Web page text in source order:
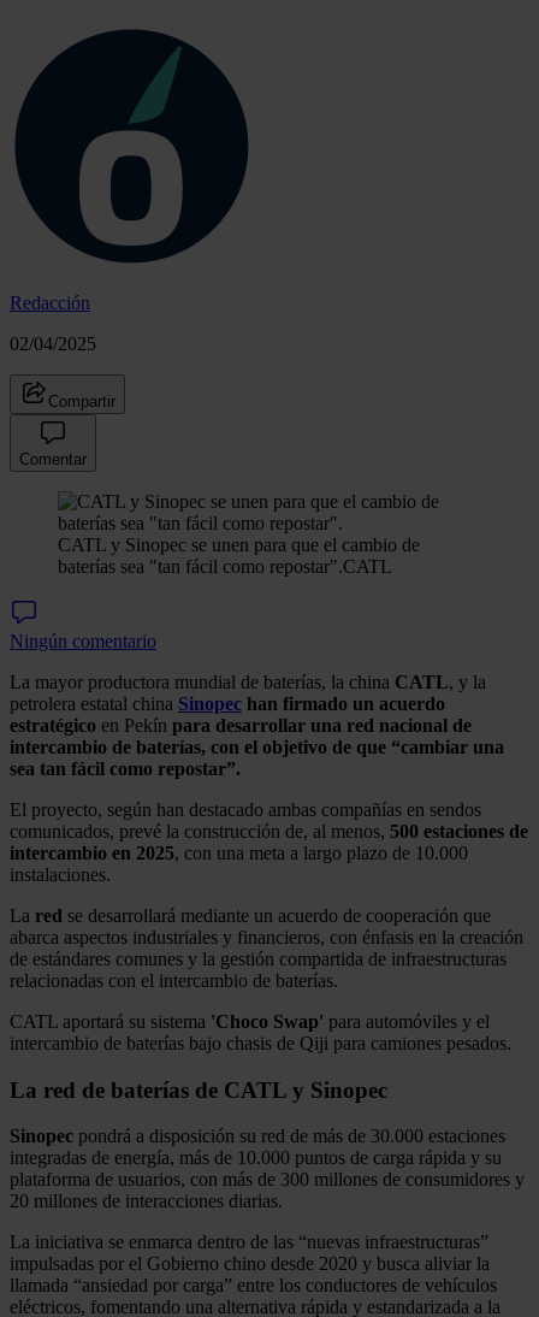
Redacción
02/04/2025
Compartir
Comentar
CATL y Sinopec se unen para que el cambio de
baterías sea "tan fácil como repostar".CATL
Ningún comentario
La mayor productora mundial de baterías, la china CATL, y la
petrolera estatal china Sinopec han firmado un acuerdo
estratégico en Pekín para desarrollar una red nacional de
intercambio de baterías, con el objetivo de que “cambiar una
sea tan fácil como repostar”.
El proyecto, según han destacado ambas compañías en sendos
comunicados, prevé la construcción de, al menos, 500 estaciones de
intercambio en 2025, con una meta a largo plazo de 10.000
instalaciones.
La red se desarrollará mediante un acuerdo de cooperación que
abarca aspectos industriales y financieros, con énfasis en la creación
de estándares comunes y la gestión compartida de infraestructuras
relacionadas con el intercambio de baterías.
CATL aportará su sistema 'Choco Swap' para automóviles y el
intercambio de baterías bajo chasis de Qiji para camiones pesados.
La red de baterías de CATL y Sinopec
Sinopec pondrá a disposición su red de más de 30.000 estaciones
integradas de energía, más de 10.000 puntos de carga rápida y su
plataforma de usuarios, con más de 300 millones de consumidores y
20 millones de interacciones diarias.
La iniciativa se enmarca dentro de las “nuevas infraestructuras”
impulsadas por el Gobierno chino desde 2020 y busca aliviar la
llamada “ansiedad por carga” entre los conductores de vehículos
eléctricos, fomentando una alternativa rápida y estandarizada a la